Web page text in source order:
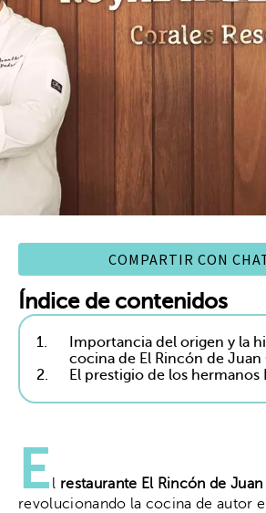
COMPARTIR CON
Índice de contenidos
1.
Importancia del origen y la
cocina de El Rincón de Juan
2.
El prestigio de los hermanos
E l restaurante El Rincón de
revolucionando la cocina de autor